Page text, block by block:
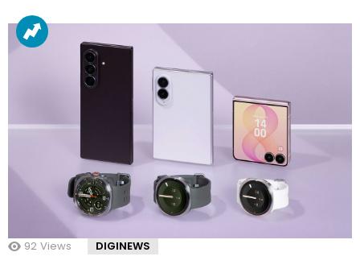
92 Views DIGINEWS